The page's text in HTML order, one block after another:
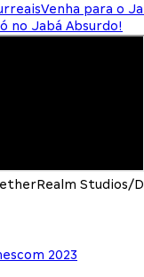
Venha para o
no Jabá Absurdo!
Studios/
2023